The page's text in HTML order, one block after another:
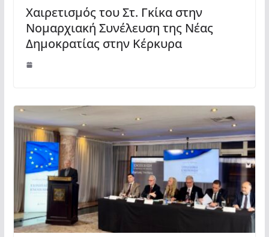
Χαιρετισμός του Στ. Γκίκα στην
Νομαρχιακή Συνέλευση της Νέας
Δημοκρατίας στην Κέρκυρα